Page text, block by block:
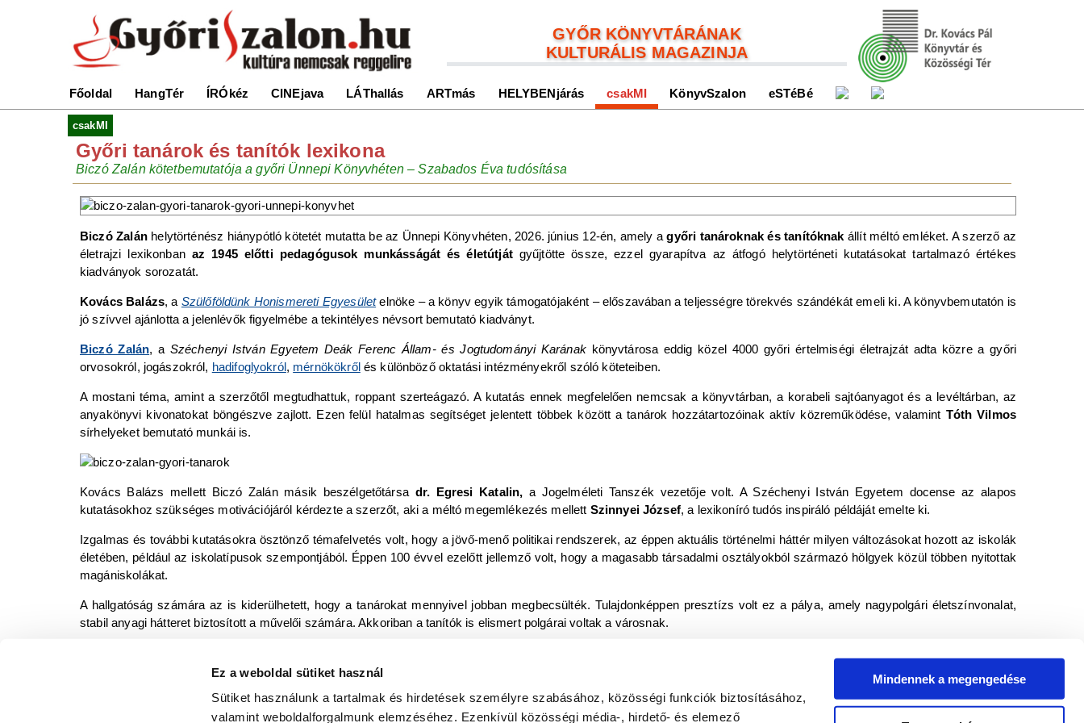
Ez a weboldal sütiket használ
Sütiket használunk a tartalmak és hirdetések személyre szabásához, közösségi funkciók biztosításához,
valamint weboldalforgalmunk elemzéséhez. Ezenkívül közösségi média-, hirdető- és elemező
Mindennek a megengedése
GYŐR KÖNYVTÁRÁNAK
KULTURÁLIS MAGAZINJA
Főoldal HangTér ÍRÓkéz CINEjava LÁThallás ARTmás HELYBENjárás csakMI KönyvSzalon eSTéBé
csakMI
Győri tanárok és tanítók lexikona
Biczó Zalán kötetbemutatója a győri Ünnepi Könyvhéten – Szabados Éva tudósítása
Biczó Zalán helytörténész hiánypótló kötetét mutatta be az Ünnepi Könyvhéten, 2026. június 12-én, amely agyőri tanároknak és tanítóknak állít méltó emléket. A szerző az
életrajzi lexikonban az 1945 előtti pedagógusok munkásságát és életútjátgyűjtötte össze, ezzel gyarapítva az átfogó helytörténeti kutatásokat tartalmazó értékes
kiadványok sorozatát.
Kovács Balázs, a Szülőföldünk Honismereti Egyesületelnöke – a könyv egyik támogatójaként – előszavában a teljességre törekvés szándékát emeli ki. A könyvbemutatón is
jó szívvel ajánlotta a jelenlévők figyelmébe a tekintélyes névsort bemutató kiadványt.
Biczó Zalán, a Széchenyi István Egyetem Deák Ferenc Állam- és Jogtudományi Karánakkönyvtárosa eddig közel 4000 győri értelmiségi életrajzát adta közre a győri
orvosokról, jogászokról, hadifoglyokról, mérnökökrőlés különböző oktatási intézményekről szóló köteteiben.
A mostani téma, amint a szerzőtől megtudhattuk, roppant szerteágazó. A kutatás ennek megfelelően nemcsak a könyvtárban, a korabeli sajtóanyagot és a levéltárban, az
anyakönyvi kivonatokat böngészve zajlott. Ezen felül hatalmas segítséget jelentett többek között a tanárok hozzátartozóinak aktív közreműködése, valamint Tóth Vilmos
sírhelyeket bemutató munkái is.
Kovács Balázs mellett Biczó Zalán másik beszélgetőtársa dr. Egresi Katalin, a Jogelméleti Tanszék vezetője volt. A Széchenyi István Egyetem docense az alapos
kutatásokhoz szükséges motivációjáról kérdezte a szerzőt, aki a méltó megemlékezés mellett Szinnyei József, a lexikoníró tudós inspiráló példáját emelte ki.
Izgalmas és további kutatásokra ösztönző témafelvetés volt, hogy a jövő-menő politikai rendszerek, az éppen aktuális történelmi háttér milyen változásokat hozott az iskolák
életében, például az iskolatípusok szempontjából. Éppen 100 évvel ezelőtt jellemző volt, hogy a magasabb társadalmi osztályokból származó hölgyek közül többen nyitottak
magániskolákat.
A hallgatóság számára az is kiderülhetett, hogy a tanárokat mennyivel jobban megbecsülték. Tulajdonképpen presztízs volt ez a pálya, amely nagypolgári életszínvonalat,
stabil anyagi hátteret biztosított a művelői számára. Akkoriban a tanítók is elismert polgárai voltak a városnak.
Gálos Rezsőt,Lantos Ferencet